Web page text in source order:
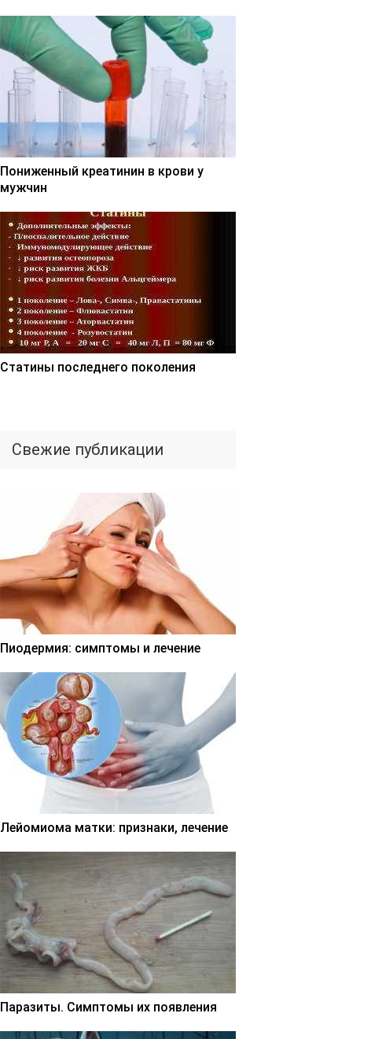
Пониженный креатинин в крови у
мужчин
Статины последнего поколения
Свежие публикации
Пиодермия: симптомы и лечение
Лейомиома матки: признаки, лечение
Паразиты. Симптомы их появления